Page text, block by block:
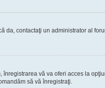
contactaţi un administrator al
vă va oferi acces la
să vă înregistraţi.